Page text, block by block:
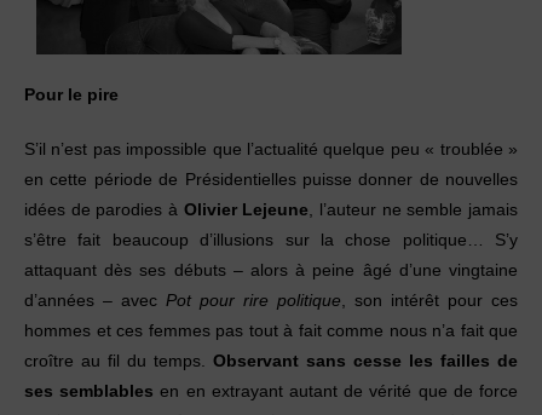
Pour le pire
S’il n’est pas impossible que l’actualité quelque peu « troublée »
en cette période de Présidentielles puisse donner de nouvelles
idées de parodies à Olivier Lejeune, l’auteur ne semble jamais
s’être fait beaucoup d’illusions sur la chose politique… S’y
attaquant dès ses débuts – alors à peine âgé d’une vingtaine
d’années – avec Pot pour rire politique, son intérêt pour ces
hommes et ces femmes pas tout à fait comme nous n’a fait que
croître au fil du temps. Observant sans cesse les failles de
ses semblablesen en extrayant autant de vérité que de force